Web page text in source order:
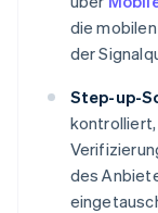
die
der
Step-up-
des